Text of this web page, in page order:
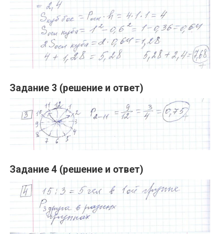
Задание 3 (решение и ответ)
Задание 4 (решение и ответ)